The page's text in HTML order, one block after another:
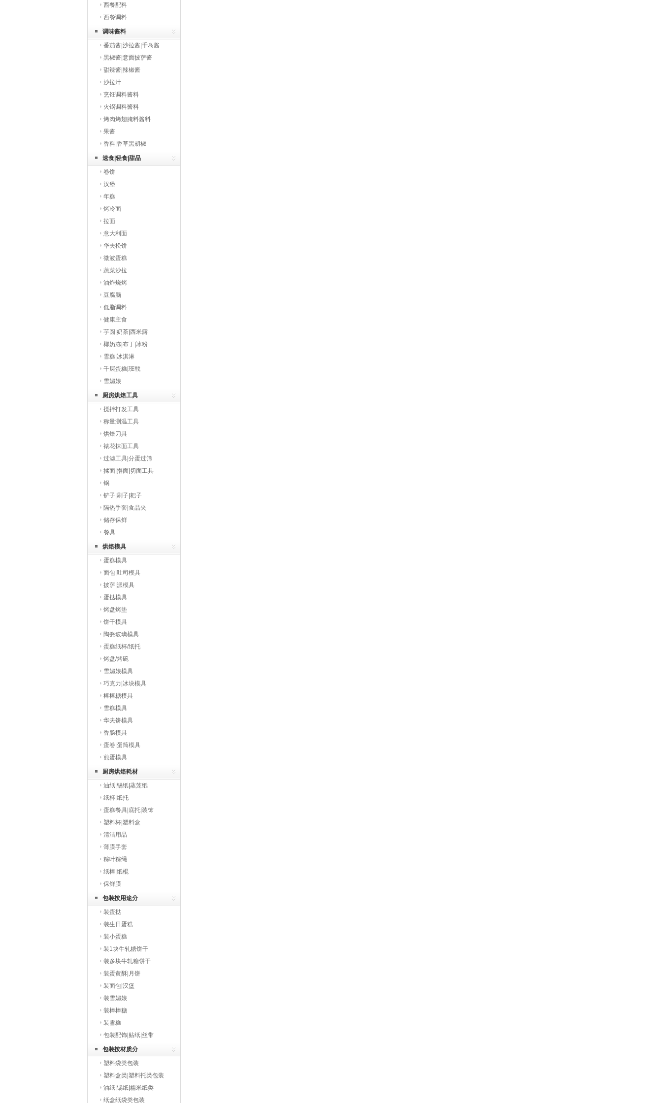
西餐配料
西餐调料
调味酱料
番茄酱|沙拉酱|千岛酱
黑椒酱|意面披萨酱
甜辣酱|辣椒酱
沙拉汁
烹饪调料酱料
火锅调料酱料
烤肉烤翅腌料酱料
果酱
香料|香草黑胡椒
速食|轻食|甜品
卷饼
汉堡
年糕
烤冷面
拉面
意大利面
华夫松饼
微波蛋糕
蔬菜沙拉
油炸烧烤
豆腐脑
低脂调料
健康主食
芋圆|奶茶|西米露
椰奶冻|布丁|冰粉
雪糕|冰淇淋
千层蛋糕|班戟
雪媚娘
厨房烘焙工具
搅拌打发工具
称量测温工具
烘焙刀具
裱花抹面工具
过滤工具|分蛋过筛
揉面|擀面|切面工具
锅
铲子|刷子|耙子
隔热手套|食品夹
储存保鲜
餐具
烘焙模具
蛋糕模具
面包|吐司模具
披萨|派模具
蛋挞模具
烤盘烤垫
饼干模具
陶瓷玻璃模具
蛋糕纸杯/纸托
烤盘/烤碗
雪媚娘模具
巧克力|冰块模具
棒棒糖模具
雪糕模具
华夫饼模具
香肠模具
蛋卷|蛋筒模具
煎蛋模具
厨房烘焙耗材
油纸|锡纸|蒸笼纸
纸杯|纸托
蛋糕餐具|底托|装饰
塑料杯|塑料盒
清洁用品
薄膜手套
粽叶粽绳
纸棒|纸棍
保鲜膜
包装按用途分
装蛋挞
装生日蛋糕
装小蛋糕
装1块牛轧糖饼干
装多块牛轧糖饼干
装蛋黄酥|月饼
装面包|汉堡
装雪媚娘
装棒棒糖
装雪糕
包装配饰|贴纸|丝带
包装按材质分
塑料袋类包装
塑料盒类|塑料托类包装
油纸|锡纸|糯米纸类
纸盒纸袋类包装